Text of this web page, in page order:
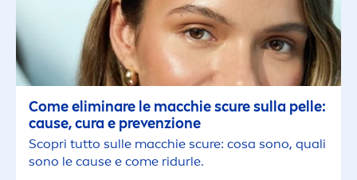
Come eliminare le macchie scure sulla pelle:
cause, cura e prevenzione
Scopri tutto sulle macchie scure: cosa sono, quali
sono le cause e come ridurle.